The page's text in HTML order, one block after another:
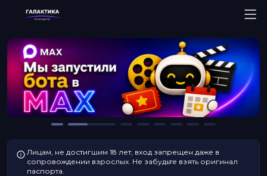
Лицам, не достигшим 18 лет, вход запрещен даже в
сопровождении взрослых. Не забудьте взять оригинал
паспорта.